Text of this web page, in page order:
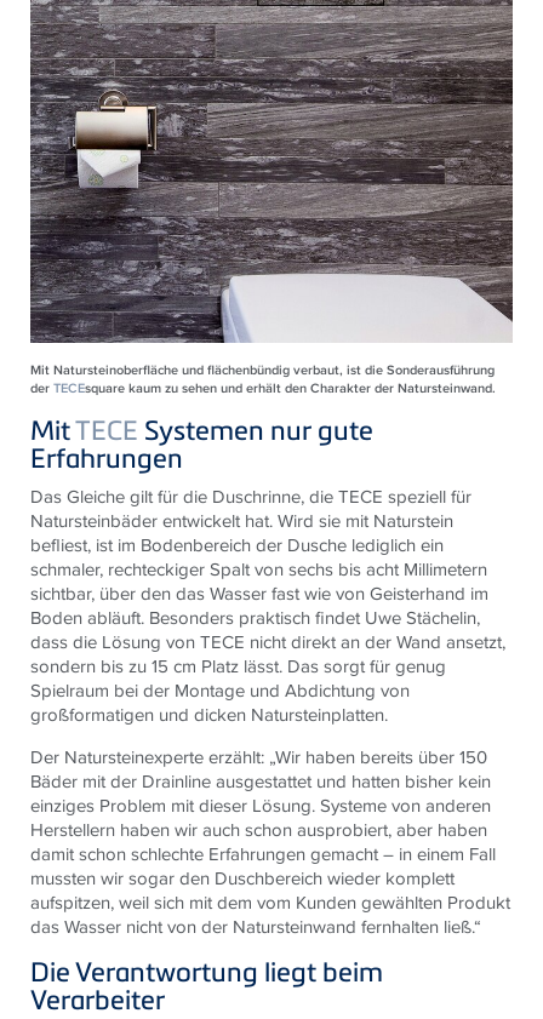
Mit Natursteinoberfläche und flächenbündig verbaut, ist die Sonderausführung
derTECEsquare kaum zu sehen und erhält den Charakter der Natursteinwand.
MitTECE Systemen nur gute
Erfahrungen
Das Gleiche gilt für die Duschrinne, dieTECE speziell für
Natursteinbäder entwickelt hat. Wird sie mit Naturstein
befliest, ist im Bodenbereich der Dusche lediglich ein
schmaler, rechteckiger Spalt von sechs bis acht Millimetern
sichtbar, über den das Wasser fast wie von Geisterhand im
Boden abläuft. Besonders praktisch findet Uwe Stächelin,
dass die Lösung vonTECE nicht direkt an der Wand ansetzt,
sondern bis zu 15 cm Platz lässt. Das sorgt für genug
Spielraum bei der Montage und Abdichtung von
großformatigen und dicken Natursteinplatten.
Der Natursteinexperte erzählt: „Wir haben bereits über 150
Bäder mit der Drainline ausgestattet und hatten bisher kein
einziges Problem mit dieser Lösung. Systeme von anderen
Herstellern haben wir auch schon ausprobiert, aber haben
damit schon schlechte Erfahrungen gemacht – in einem Fall
mussten wir sogar den Duschbereich wieder komplett
aufspitzen, weil sich mit dem vom Kunden gewählten Produkt
das Wasser nicht von der Natursteinwand fernhalten ließ.“
Die Verantwortung liegt beim
Verarbeiter